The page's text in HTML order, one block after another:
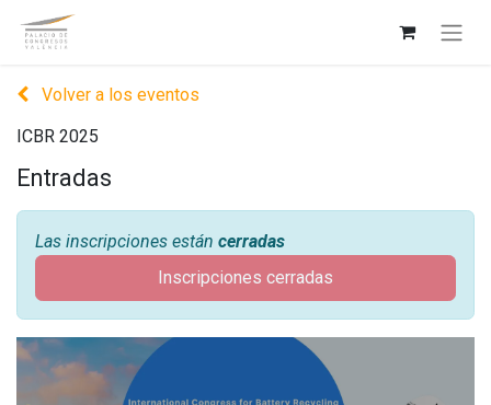
Volver a los eventos
ICBR 2025
Entradas
Las inscripciones están cerradas
Inscripciones cerradas